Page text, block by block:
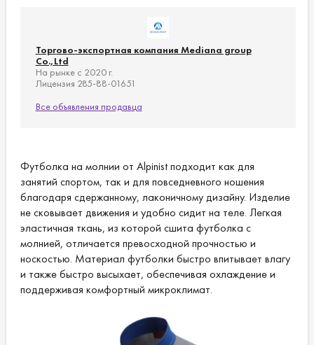
Торгово-экспортная компания Mediana group
Co.,Ltd
На рынке с 2020 г.
Лицензия 285-88-01651
Все объявления продавца
Футболка на молнии от Alpinist подходит как для
занятий спортом, так и для повседневного ношения
благодаря сдержанному, лаконичному дизайну. Изделие
не сковывает движения и удобно сидит на теле. Легкая
эластичная ткань, из которой сшита футболка с
молнией, отличается превосходной прочностью и
носкостью. Материал футболки быстро впитывает влагу
и также быстро высыхает, обеспечивая охлаждение и
поддерживая комфортный микроклимат.